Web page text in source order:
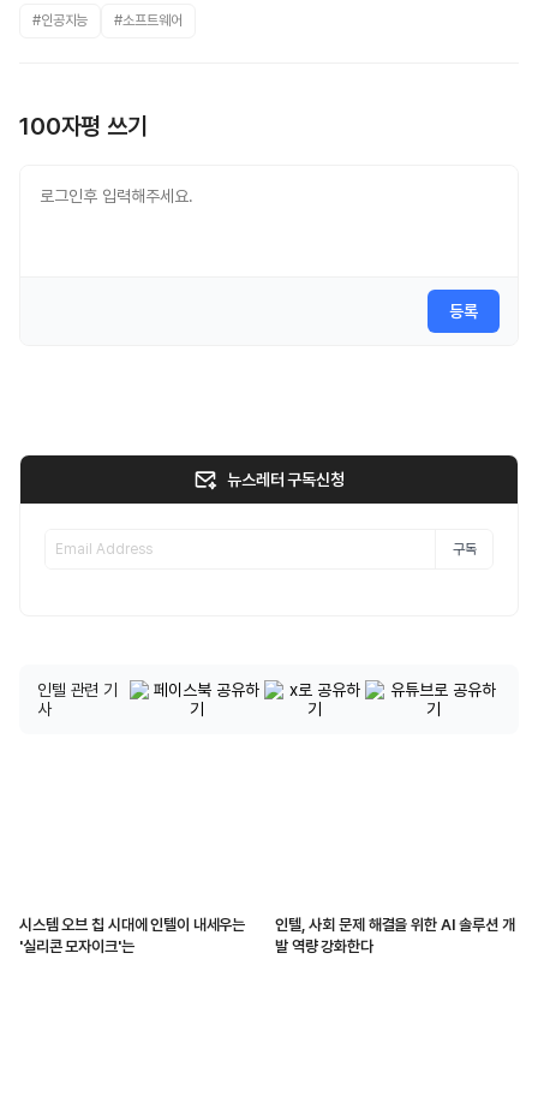
#인공지능 #소프트웨어
100자평 쓰기
등록
뉴스레터 구독신청
구독
인텔 관련 기
사
시스템 오브 칩 시대에 인텔이 내세우는
'실리콘 모자이크'는
인텔, 사회 문제 해결을 위한 AI 솔루션 개
발 역량 강화한다